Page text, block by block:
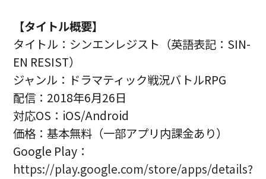
【タイトル概要】
タイトル：シンエンレジスト（英語表記：SIN-
EN RESIST）
ジャンル：ドラマティック戦況バトルRPG
配信：2018年6月26日
対応OS：iOS/Android
価格：基本無料（一部アプリ内課金あり）
Google Play：
https://play.google.com/store/apps/details?